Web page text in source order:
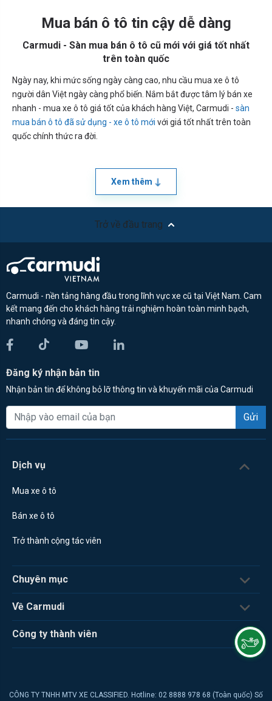
Mua bán ô tô tin cậy dễ dàng
Carmudi - Sàn mua bán ô tô cũ mới với giá tốt nhất
trên toàn quốc
Ngày nay, khi mức sống ngày càng cao, nhu cầu mua xe ô tô
người dân Việt ngày càng phổ biến. Nắm bắt được tâm lý bán xe
nhanh - mua xe ô tô giá tốt của khách hàng Việt, Carmudi - sàn
mua bán ô tô đã sử dụng - xe ô tô mới với giá tốt nhất trên toàn
quốc chính thức ra đời.
Xem thêm
Trở về đầu trang
Carmudi - nền tảng hàng đầu trong lĩnh vực xe cũ tại Việt Nam. Cam
kết mang đến cho khách hàng trải nghiệm hoàn toàn minh bạch,
nhanh chóng và đáng tin cậy.
Đăng ký nhận bản tin
Nhận bản tin để không bỏ lỡ thông tin và khuyến mãi của Carmudi
Gửi
Dịch vụ
Mua xe ô tô
Bán xe ô tô
Trở thành cộng tác viên
Chuyên mục
Về Carmudi
Công ty thành viên
CÔNG TY TNHH MTV XE CLASSIFIED. Hotline: 02 8888 978 68 (Toàn quốc) Số